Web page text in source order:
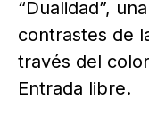
“Dualidad”,
contrastes de
través del
Entrada libre.